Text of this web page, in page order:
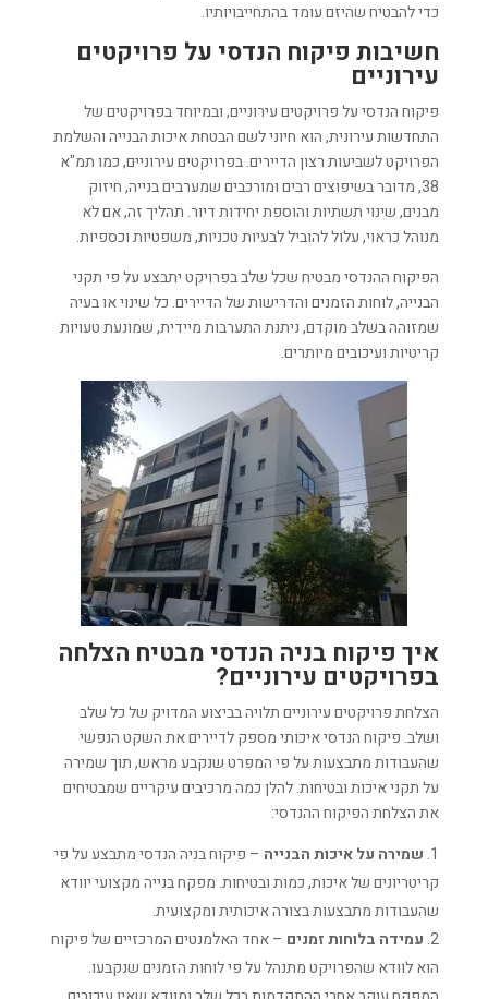
כדי להבטיח שהיזם עומד בהתחייבויותיו.
חשיבות פיקוח הנדסי על פרויקטים
עירוניים
פיקוח הנדסי על פרויקטים עירוניים, ובמיוחד בפרויקטים של
התחדשות עירונית, הוא חיוני לשם הבטחת איכות הבנייה והשלמת
הפרויקט לשביעות רצון הדיירים. בפרויקטים עירוניים, כמו תמ"א
38, מדובר בשיפוצים רבים ומורכבים שמערבים בנייה, חיזוק
מבנים, שינוי תשתיות והוספת יחידות דיור. תהליך זה, אם לא
מנוהל כראוי, עלול להוביל לבעיות טכניות, משפטיות וכספיות.
הפיקוח ההנדסי מבטיח שכל שלב בפרויקט יתבצע על פי תקני
הבנייה, לוחות הזמנים והדרישות של הדיירים. כל שינוי או בעיה
שמזוהה בשלב מוקדם, ניתנת התערבות מיידית, שמונעת טעויות
קריטיות ועיכובים מיותרים.
איך פיקוח בניה הנדסי מבטיח הצלחה
בפרויקטים עירוניים?
הצלחת פרויקטים עירוניים תלויה בביצוע המדויק של כל שלב
ושלב. פיקוח הנדסי איכותי מספק לדיירים את השקט הנפשי
שהעבודות מתבצעות על פי המפרט שנקבע מראש, תוך שמירה
על תקני איכות ובטיחות. להלן כמה מרכיבים עיקריים שמבטיחים
את הצלחת הפיקוח ההנדסי:
שמירה על איכות הבנייה – פיקוח בניה הנדסי מתבצע על פי
קריטריונים של איכות, כמות ובטיחות. מפקח בנייה מקצועי יוודא
שהעבודות מתבצעות בצורה איכותית ומקצועית.
עמידה בלוחות זמנים – אחד האלמנטים המרכזיים של פיקוח
הוא לוודא שהפרויקט מתנהל על פי לוחות הזמנים שנקבעו.